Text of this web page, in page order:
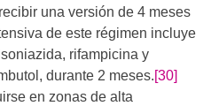
una versión de 4 meses
de este régimen incluye
rifampicina y
durante 2 meses.[30]
en zonas de alta